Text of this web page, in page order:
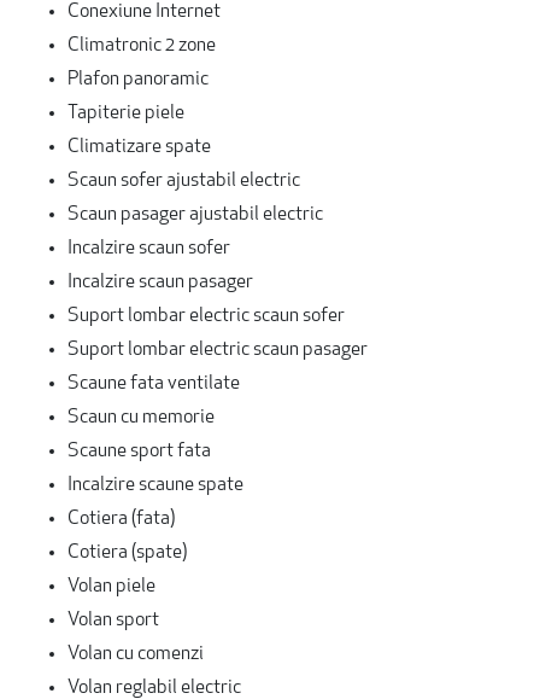
Conexiune Internet
Climatronic 2 zone
Plafon panoramic
Tapiterie piele
Climatizare spate
Scaun sofer ajustabil electric
Scaun pasager ajustabil electric
Incalzire scaun sofer
Incalzire scaun pasager
Suport lombar electric scaun sofer
Suport lombar electric scaun pasager
Scaune fata ventilate
Scaun cu memorie
Scaune sport fata
Incalzire scaune spate
Cotiera (fata)
Cotiera (spate)
Volan piele
Volan sport
Volan cu comenzi
Volan reglabil electric